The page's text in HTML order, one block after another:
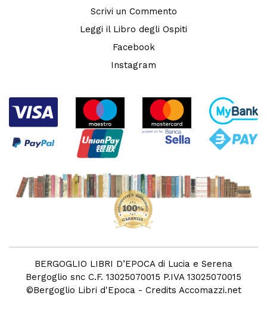
Scrivi un Commento
Leggi il Libro degli Ospiti
Facebook
Instagram
BERGOGLIO LIBRI D’EPOCA di Lucia e Serena
Bergoglio snc C.F. 13025070015 P.IVA 13025070015
©Bergoglio Libri d'Epoca - Credits Accomazzi.net